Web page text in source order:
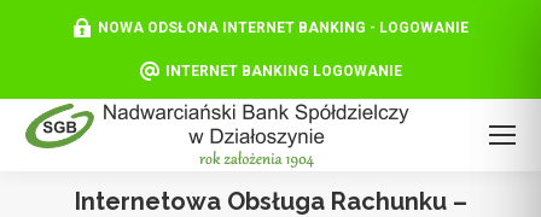
NOWA ODSŁONA INTERNET BANKING - LOGOWANIE
INTERNET BANKING LOGOWANIE
Internetowa Obsługa Rachunku –